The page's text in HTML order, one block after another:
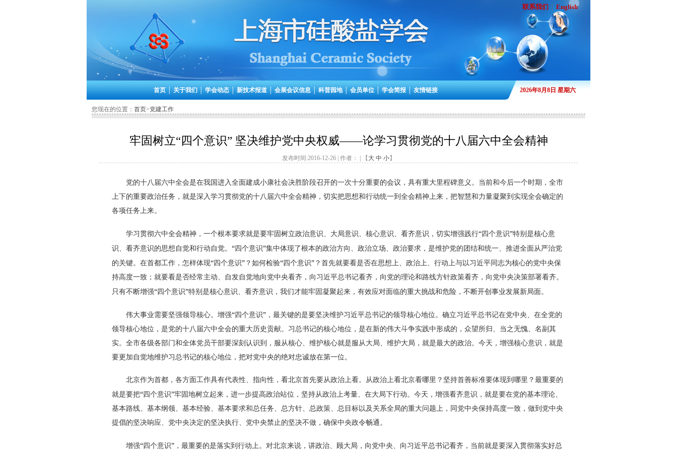
联系我们 English
首页│ 关于我们 学会动态 新技术报道 会展会议信息 科普园地│ 会员单位 学会简报 友情链接 2026年8月8日 星期六
您现在的位置： 首页>党建工作
牢固树立“四个意识” 坚决维护党中央权威——论学习贯彻党的十八届六中全会精神
发布时间:2016-12-26 | 作者： | 【 大 中 小】
党的十八届六中全会是在我国进入全面建成小康社会决胜阶段召开的一次十分重要的会议，具有重大里程碑意义。当前和今后一个时期，全市
上下的重要政治任务，就是深入学习贯彻党的十八届六中全会精神，切实把思想和行动统一到全会精神上来，把智慧和力量凝聚到实现全会确定的
各项任务上来。
学习贯彻六中全会精神，一个根本要求就是要牢固树立政治意识、大局意识、核心意识、看齐意识，切实增强践行“四个意识”特别是核心意
识、看齐意识的思想自觉和行动自觉。 “四个意识”集中体现了根本的政治方向、政治立场、政治要求，是维护党的团结和统一、推进全面从严治党
的关键。在首都工作，怎样体现“四个意识” ？如何检验“四个意识” ？首先就要看是否在思想上、政治上、行动上与以习近平同志为核心的党中央保
持高度一致；就要看是否经常主动、自发自觉地向党中央看齐，向习近平总书记看齐，向党的理论和路线方针政策看齐，向党中央决策部署看齐。
只有不断增强“四个意识”特别是核心意识、看齐意识，我们才能牢固凝聚起来，有效应对面临的重大挑战和危险，不断开创事业发展新局面。
伟大事业需要坚强领导核心。增强“四个意识” ，最关键的是要坚决维护习近平总书记的领导核心地位。确立习近平总书记在党中央、在全党的
领导核心地位，是党的十八届六中全会的重大历史贡献。习总书记的核心地位，是在新的伟大斗争实践中形成的，众望所归、当之无愧、名副其
实。全市各级各部门和全体党员干部要深刻认识到，服从核心、维护核心就是服从大局、维护大局，就是最大的政治。今天，增强核心意识，就是
要更加自觉地维护习总书记的核心地位，把对党中央的绝对忠诚放在第一位。
北京作为首都，各方面工作具有代表性、指向性，看北京首先要从政治上看。从政治上看北京看哪里？坚持首善标准要体现到哪里？最重要的
就是要把“四个意识”牢固地树立起来，进一步提高政治站位，坚持从政治上考量、在大局下行动。今天，增强看齐意识，就是要在党的基本理论、
基本路线、基本纲领、基本经验、基本要求和总任务、总方针、总政策、总目标以及关系全局的重大问题上，同党中央保持高度一致，做到党中央
提倡的坚决响应、党中央决定的坚决执行、党中央禁止的坚决不做，确保中央政令畅通。
增强“四个意识” ，最重要的是落实到行动上。对北京来说，讲政治、顾大局，向党中央、向习近平总书记看齐，当前就是要深入贯彻落实好总